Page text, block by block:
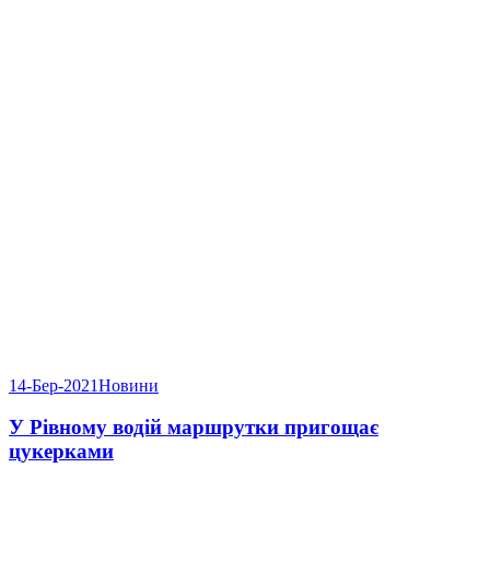
14-Бер-2021Новини
У Рівному водій маршрутки пригощає
цукерками